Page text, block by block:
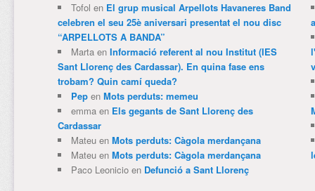
Tofol en El grup musical Arpellots Havaneres Band
celebren el seu 25è aniversari presentat el nou disc
“ARPELLOTS A BANDA”
Martaen Informació referent al nou Institut (IES
Sant Llorenç des Cardassar). En quina fase ens
trobam? Quin camí queda?
Pepen Mots perduts: memeu
emmaen Els gegants de Sant Llorenç des
Cardassar
Mateuen Mots perduts: Càgola merdançana
Mateuen Mots perduts: Càgola merdançana
Paco Leonicioen Defunció a Sant Llorenç